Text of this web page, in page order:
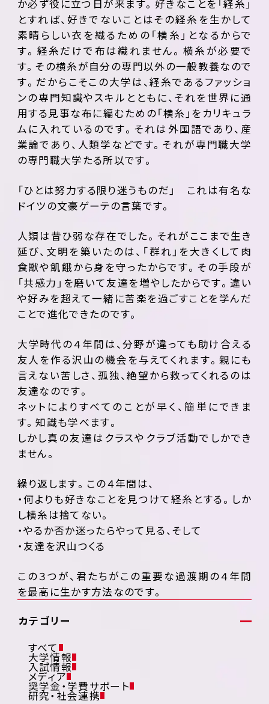
カテゴリー
すべて
大学情報
入試情報
メディア
奨学金・学費サポート
研究・社会連携
か必ず役に立つ日が来ます。好きなことを「経糸」
とすれば、好きでないことはその経糸を生かして
素晴らしい衣を織るための「横糸」となるからで
す。経糸だけで布は織れません。横糸が必要で
す。その横糸が自分の専門以外の一般教養なので
す。だからこそこの大学は、経糸であるファッショ
ンの専門知識やスキルとともに、それを世界に通
用する見事な布に編むための「横糸」をカリキュラ
ムに入れているのです。それは外国語であり、産
業論であり、人類学などです。それが専門職大学
の専門職大学たる所以です。
「ひとは努力する限り迷うものだ」 これは有名な
ドイツの文豪ゲーテの言葉です。
人類は昔ひ弱な存在でした。それがここまで生き
延び、文明を築いたのは、「群れ」を大きくして肉
食獣や飢餓から身を守ったからです。その手段が
「共感力」を磨いて友達を増やしたからです。違い
や好みを超えて一緒に苦楽を過ごすことを学んだ
ことで進化できたのです。
大学時代の４年間は、分野が違っても助け合える
友人を作る沢山の機会を与えてくれます。親にも
言えない苦しさ、孤独、絶望から救ってくれるのは
友達なのです。
ネットによりすべてのことが早く、簡単にできま
す。知識も学べます。
しかし真の友達はクラスやクラブ活動でしかでき
ません。
繰り返します。この４年間は、
・何よりも好きなことを見つけて経糸とする。しか
し横糸は捨てない。
・やるか否か迷ったらやって見る、そして
・友達を沢山つくる
この３つが、君たちがこの重要な過渡期の４年間
を最高に生かす方法なのです。